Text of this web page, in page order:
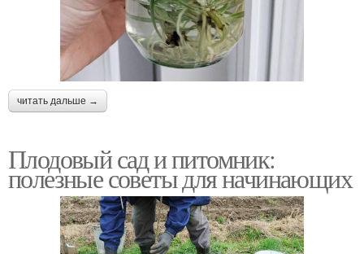
читать дальше →
Плодовый сад и питомник:
полезные советы для начинающих